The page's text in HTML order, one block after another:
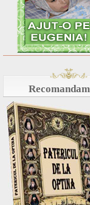
Recomandam